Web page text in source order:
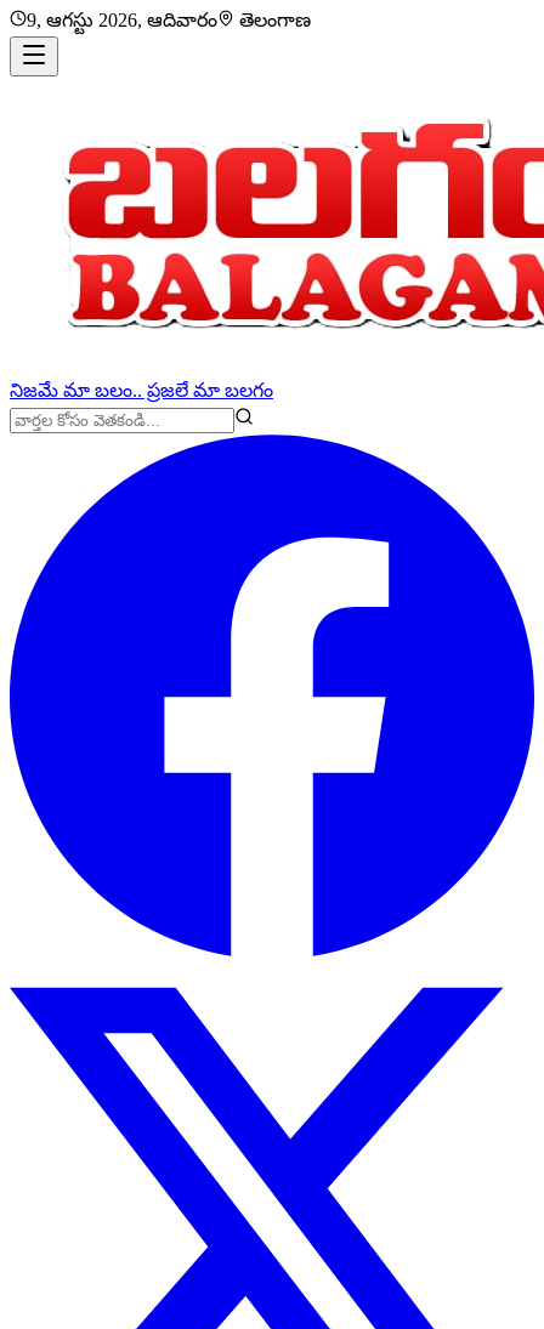
9, ఆగస్టు 2026, ఆదివారం తెలంగాణ
నిజమే మా బలం.. ప్రజలే మా బలగం